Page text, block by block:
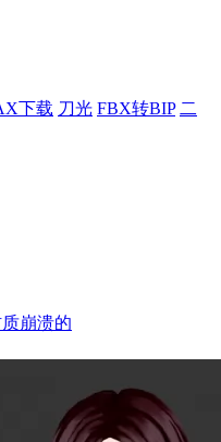
下载 刀光 FBX转BIP 二
崩溃的